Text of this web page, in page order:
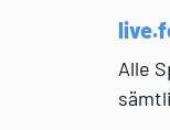
Alle